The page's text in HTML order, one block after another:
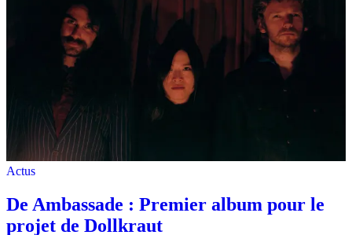
Actus
De Ambassade : Premier album pour le
projet de Dollkraut